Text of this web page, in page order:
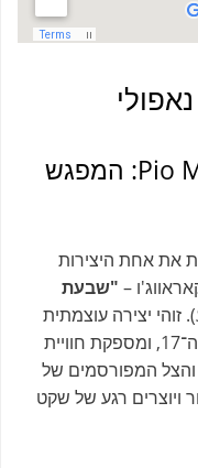
Pio Monte della Misericordia: המפגש
את אחת היצירות
– "שבעת
). זוהי יצירה עוצמתית
שנשארה במיקומה המקורי מאז המאה ה־17, ומספקת חוויית
והצל המפורסמים של
ויוצרים רגע של שקט